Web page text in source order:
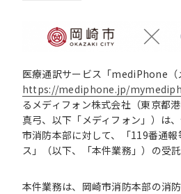
医療通訳サービス「mediPhone（
https://mediphone.jp/
るメディフォン株式会社（東京都
真弓、以下「メディフォン」）は
市消防本部に対して、「119番通
ス」（以下、「本件業務」）の受
本件業務は、岡崎市消防本部の消